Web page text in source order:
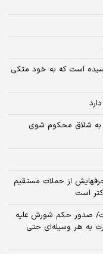
است که به خود متکی
به شلاق محکوم شوی
از حملات مستقیم
است
صدور حکم شورش علیه
به هر وسیله‌ای حتی